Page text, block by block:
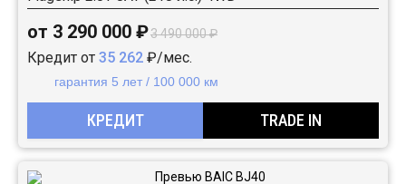
от 3 290 000 ₽3 490 000 ₽
Кредит от 35 262 ₽/мес.
гарантия 5 лет / 100 000 км
КРЕДИТ TRADE IN